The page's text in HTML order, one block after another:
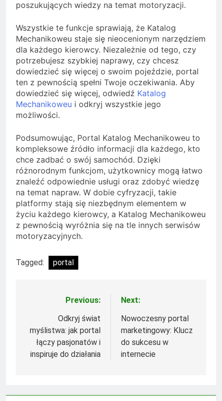
poszukujących wiedzy na temat motoryzacji.
Wszystkie te funkcje sprawiają, że Katalog
Mechanikoweu staje się nieocenionym narzędziem
dla każdego kierowcy. Niezależnie od tego, czy
potrzebujesz szybkiej naprawy, czy chcesz
dowiedzieć się więcej o swoim pojeździe, portal
ten z pewnością spełni Twoje oczekiwania. Aby
dowiedzieć się więcej, odwiedź Katalog
Mechanikoweu i odkryj wszystkie jego
możliwości.
Podsumowując, Portal Katalog Mechanikoweu to
kompleksowe źródło informacji dla każdego, kto
chce zadbać o swój samochód. Dzięki
różnorodnym funkcjom, użytkownicy mogą łatwo
znaleźć odpowiednie usługi oraz zdobyć wiedzę
na temat napraw. W dobie cyfryzacji, takie
platformy stają się niezbędnym elementem w
życiu każdego kierowcy, a Katalog Mechanikoweu
z pewnością wyróżnia się na tle innych serwisów
motoryzacyjnych.
Tagged: portal
NawigacjaPrevious:
Odkryj świat
myślistwa: jak portal
łączy pasjonatów i
inspiruje do działania
Next:
Nowoczesny portal
marketingowy: Klucz
do sukcesu w
internecie